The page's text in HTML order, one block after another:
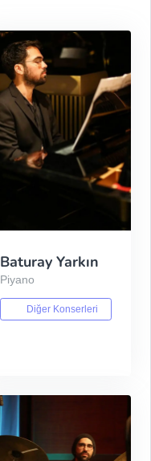
Baturay Yarkın
Piyano
Diğer Konserleri